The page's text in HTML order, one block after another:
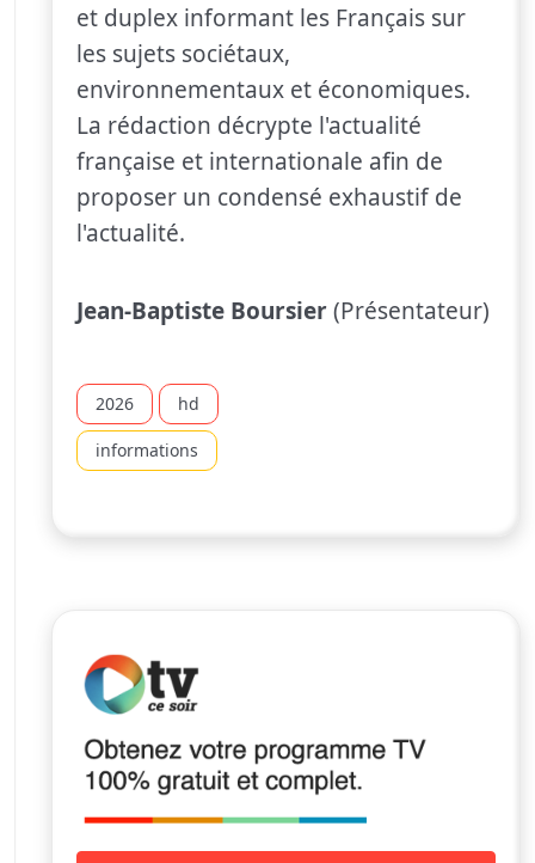
et duplex informant les Français sur
les sujets sociétaux,
environnementaux et économiques.
La rédaction décrypte l'actualité
française et internationale afin de
proposer un condensé exhaustif de
l'actualité.
Jean-Baptiste Boursier(Présentateur)
2026 hd
informations